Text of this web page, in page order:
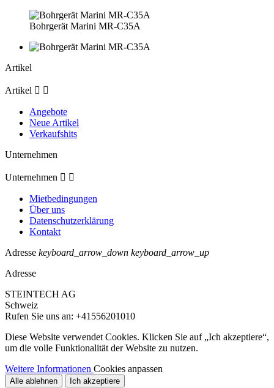
Bohrgerät Marini MR-C35A
Artikel
Artikel  
Angebote
Neue Artikel
Verkaufshits
Unternehmen
Unternehmen  
Mietbedingungen
Über uns
Datenschutzerklärung
Kontakt
Adresse keyboard_arrow_down keyboard_arrow_up
Adresse
STEINTECH AG
Schweiz
Rufen Sie uns an: +41556201010
Diese Website verwendet Cookies. Klicken Sie auf „Ich akzeptiere“,
um die volle Funktionalität der Website zu nutzen.
Weitere Informationen Cookies anpassen
Alle ablehnen Ich akzeptiere